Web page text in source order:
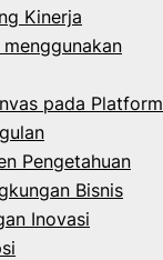
Kinerja
pada Platform
Pengetahuan
Bisnis
Inovasi